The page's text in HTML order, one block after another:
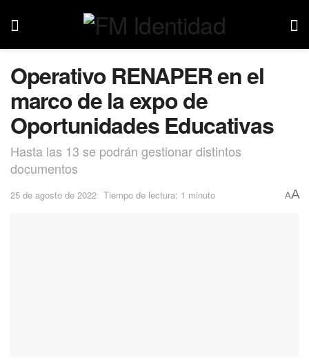
Operativo RENAPER en el
marco de la expo de
Oportunidades Educativas
Hasta las 13 se podrán gestionar distintos
documentos
25 de agosto de 2022 Tiempo de lectura: 1 minuto AA